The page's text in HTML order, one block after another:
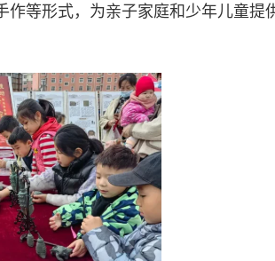
等形式，为亲子家庭和少年儿童提